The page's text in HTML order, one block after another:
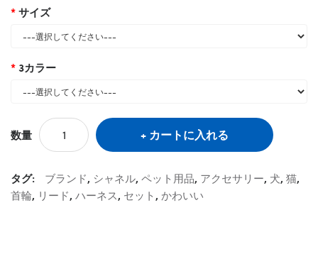
サイズ
3カラー
数量 カートに入れる
タグ: ブランド, シャネル, ペット用品, アクセサリー, 犬, 猫,
首輪, リード, ハーネス, セット , かわいい